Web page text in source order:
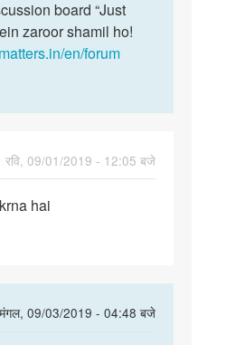
board “Just
zaroor shamil ho!
en/forum
रवि, 09/01/2019 - 12:05 बजे
hai
मंगल, 09/03/2019 - 04:48 बजे